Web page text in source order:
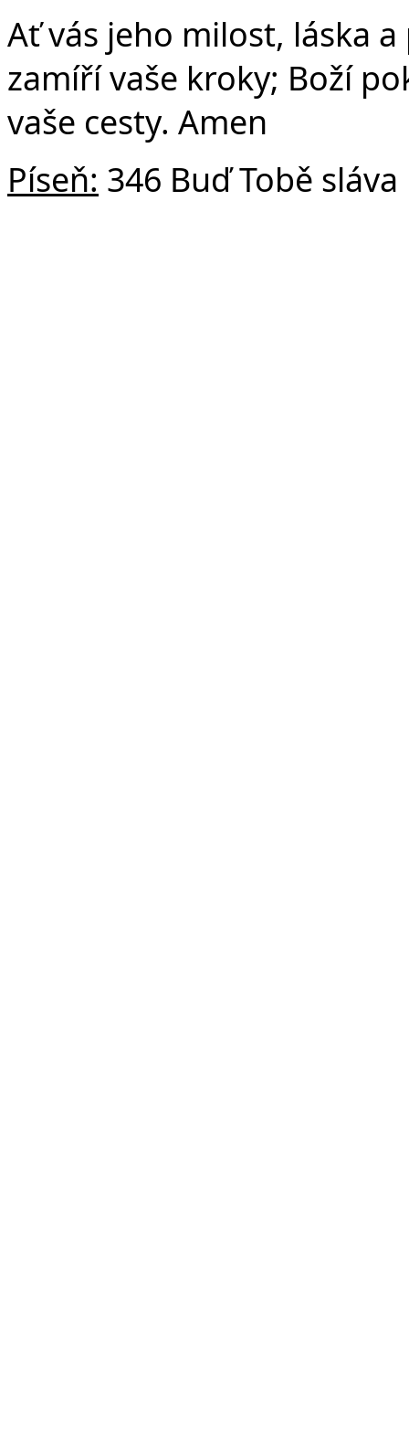
Ať vás jeho milost, láska
zamíří vaše kroky; Boží
vaše cesty. Amen
Píseň: 346 Buď Tobě sláva